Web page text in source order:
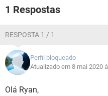
1 Respostas
RESPOSTA 1 / 1
Perfil bloqueado
Atualizado em 8 mai 2020
Olá Ryan,